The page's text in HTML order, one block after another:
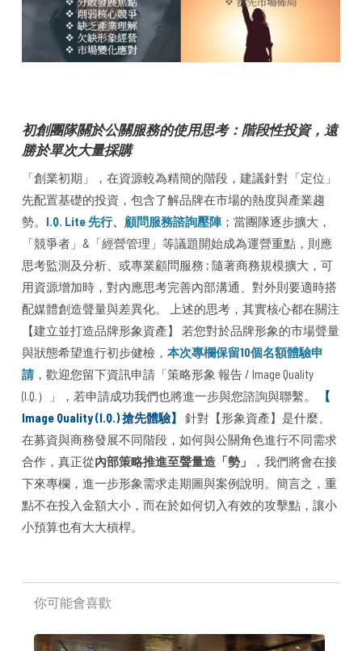
初創團隊關於公關服務的使用思考：階段性投資，遠
勝於單次大量採購
「創業初期」，在資源較為精簡的階段，建議針對「定位」
先配置基礎的投資，包含了解品牌在市場的熱度與產業趨
勢。 I.Q. Lite 先行、顧問服務諮詢壓陣；當團隊逐步擴大，
「競爭者」&「經營管理」等議題開始成為運營重點，則應
思考監測及分析、或專業顧問服務 ; 隨著商務規模擴大，可
用資源增加時，對內應思考完善內部溝通、對外則要適時搭
配媒體創造聲量與差異化。 上述的思考，其實核心都在關注
【建立並打造品牌形象資產】 若您對於品牌形象的市場聲量
與狀態希望進行初步健檢， 本次專欄保留10個名額體驗申
請，歡迎您留下資訊申請「策略形象 報告 / Image Quality
(I.Q.）」，若申請成功我們也將進一步與您諮詢與聯繫。
【
Image Quality (I.Q.) 搶先體驗】
針對【形象資產】是什麼、
在募資與商務發展不同階段，如何與公關角色進行不同需求
合作，真正從內部策略推進至聲量造「勢」
，我們將會在接
下來專欄，進一步形象需求走期圖與案例說明。簡言之，重
點不在投入金額大小，而在於如何切入有效的攻擊點，讓小
小預算也有大大槓桿。
你可能會喜歡